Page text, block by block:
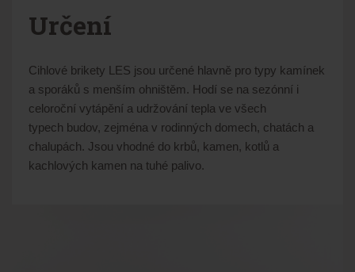
Určení
Cihlové brikety LES jsou určené hlavně pro typy kamínek
a sporáků s menším ohništěm. Hodí se na sezónní i
celoroční vytápění a udržování tepla ve všech
typech budov, zejména v rodinných domech, chatách a
chalupách. Jsou vhodné do krbů, kamen, kotlů a
kachlových kamen na tuhé palivo.